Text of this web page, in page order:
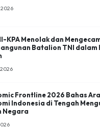
KPA Menolak dan
Batalion TNI dalam
Frontline 2026 Bahas
Indonesia di Tengah
Negara